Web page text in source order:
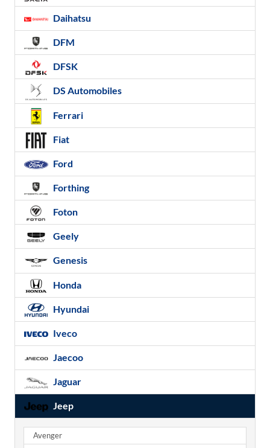
Daihatsu
DFM
DFSK
DS Automobiles
Ferrari
Fiat
Ford
Forthing
Foton
Geely
Genesis
Honda
Hyundai
Iveco
Jaecoo
Jaguar
Jeep
Avenger